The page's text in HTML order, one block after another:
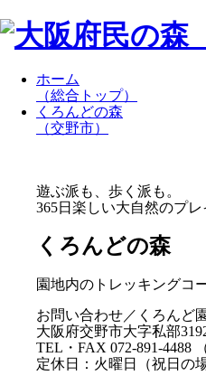
ホーム
（総合トップ）
くろんどの森
（交野市）
遊ぶ派も、歩く派も。
365日楽しい大自然のプレ
くろんどの森
園地内のトレッキングコ
お問い合わせ／くろんど
大阪府交野市大字私部
TEL・FAX 072-891-4488
定休日：火曜日（祝日の